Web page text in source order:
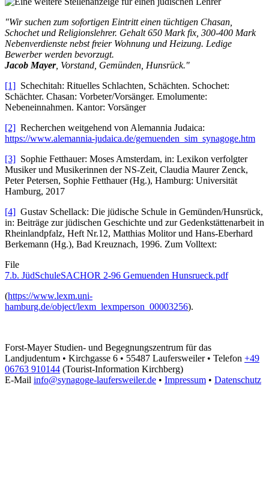
"Wir suchen zum sofortigen Eintritt einen tüchtigen Chasan,
Schochet und Religionslehrer. Gehalt 650 Mark fix, 300-400 Mark
Nebenverdienste nebst freier Wohnung und Heizung. Ledige
Bewerber werden bevorzugt.
Jacob Mayer, Vorstand, Gemünden, Hunsrück."
[1] Schechitah: Rituelles Schlachten, Schächten. Schochet:
Schächter. Chasan: Vorbeter/Vorsänger. Emolumente:
Nebeneinnahmen. Kantor: Vorsänger
[2] Recherchen weitgehend von Alemannia Judaica:
https://www.alemannia-judaica.de/gemuenden_sim_synagoge.htm
[3] Sophie Fetthauer: Moses Amsterdam, in: Lexikon verfolgter
Musiker und Musikerinnen der NS-Zeit, Claudia Maurer Zenck,
Peter Petersen, Sophie Fetthauer (Hg.), Hamburg: Universität
Hamburg, 2017
[4] Gustav Schellack: Die jüdische Schule in Gemünden/Hunsrück,
in: Beiträge zur jüdischen Geschichte und zur Gedenkstättenarbeit in
Rheinlandpfalz, Heft Nr.12, Matthias Molitor und Hans-Eberhard
Berkemann (Hg.), Bad Kreuznach, 1996. Zum Volltext:
File
7.b. JüdSchuleSACHOR 2-96 Gemuenden Hunsrueck.pdf
(https://www.lexm.uni-
hamburg.de/object/lexm_lexmperson_00003256).
Forst-Mayer Studien- und Begegnungszentrum für das
Landjudentum • Kirchgasse 6 • 55487 Laufersweiler • Telefon +49
06763 910144 (Tourist-Information Kirchberg)
E-Mail info@synagoge-laufersweiler.de • Impressum • Datenschutz